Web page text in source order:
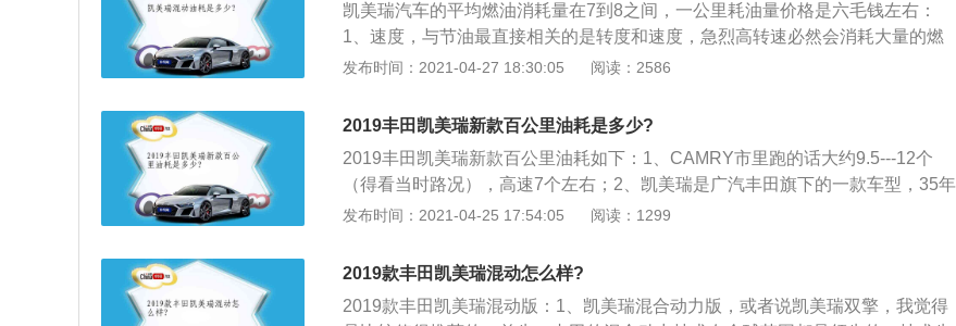
凯美瑞汽车的平均燃油消耗量在7到8之间，一公里耗油量价格是六毛钱左右：
1、速度，与节油最直接相关的是转度和速度，急烈高转速必然会消耗大量的燃
油，一般起动转速为1000--1500转\/分，1500可分为2挡，毫无疑问是高挡位省
预判，保持跟车距离，少踩刹车；3、开混合动力车，直接到油电混合动力汽车
是最直接的，有些混合动力车在低速行驶时是用电的，到一定转速时发动机，把
低速挡的高速工作拆下来，到高挡高速位重新启动，所以很省油。
发布时间：2021-04-27 18:30:05 阅读：2586
2019丰田凯美瑞新款百公里油耗是多少?
2019丰田凯美瑞新款百公里油耗如下：1、CAMRY市里跑的话大约9.5---12个
（得看当时路况），高速7个左右；2、凯美瑞是广汽丰田旗下的一款车型，35年
来，历代凯美瑞都持续领先，赢得全球2000万车主的信赖，成为真正意义上的全
的各种控制和定速巡航。电动坐椅，空调效果非常不错，音响效果较为满意，，
仪表板一片幽蓝的氛围感觉不错！！遮阳帘非常实用提升了品位！大灯清洗也较
为实用，加速性能优异，。油耗也可以。
发布时间：2021-04-25 17:54:05 阅读：1299
2019款丰田凯美瑞混动怎么样?
2019款丰田凯美瑞混动版：1、凯美瑞混合动力版，或者说凯美瑞双擎，我觉得